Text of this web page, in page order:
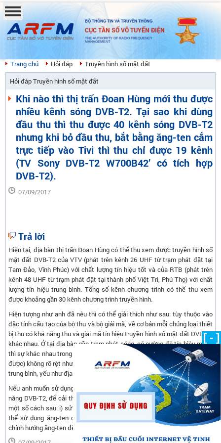
BỘ THÔNG TIN VÀ TRUYỀN THÔNG
CỤC TẦN SỐ VÔ TUYẾN ĐIỆN
THE AUTHORITY OF RADIO FREQUENCY
MANAGEMENT
Trang chủ Hỏi đáp
Truyền hình số mặt đất
Hỏi đáp Truyền hình số mặt đất
Khi nào thì thị trấn Đoan Hùng mới thu được
nhiều kênh sóng DVB-T2. Tại sao khi dùng
đầu thu thì thu được 40 kênh sóng DVB-T2
nhưng khi bỏ đầu thu, bắt bằng ăng-ten cắm
trực tiếp vào Tivi thì thu chỉ được 19 kênh
(TV Sony DVB-T2 W700B42’ có tích hợp
DVB-T2).
07/09/2017
Trả lời
Hiện tại, địa bàn thị trấn Đoan Hùng có thể thu xem được truyền hình số
mặt đất DVB-T2 của VTV (phát trên kênh 26 UHF từ trạm phát đặt tại
Tam Đảo, Vĩnh Phúc) với chất lượng tín hiệu tốt và của RTB (phát trên
kênh 48 UHF từ trạm phát đặt tại thành phố Việt Trì, Phú Thọ) với chất
lượng tín hiệu trung bình. Tổng số kênh chương trình có thể thu xem
được khoảng gần 30 kênh chương trình truyền hình.
Hiện tượng như anh đã nêu thì có thể giải thích như sau: tùy thuộc vào
đặc tính cấu tạo của bộ thu và bộ giải mã, về cơ bản mỗi chủng loại thiết
bị thu có khả năng thu và giải mã tín hiệu truyền hình số mặt đất DVB-T2
khác nhau. Ở tại địa bàn gần trạm phát sóng, có cường độ tín hiệu mạnh
thì sự khác nhau trong khả năng thu (thể hiện qua số kênh sóng thu xem
được) không rõ rệt như ở các địa bàn xa trạm phát sóng, có mức tín hiệu
trung bình, yếu như địa bàn thị trấn Đoan Hùng.
Nếu anh muốn sử dụng cách cắm trực tiếp ăng-ten vào TV tích hợp tính
năng DVB-T2, để cải thiện khả năng thu anh của TV, anh có thể áp dụng
một số cách sau: i) sử dụng ăng-ten có tính định hướng tốt hơn hoặc có
thể sử dụng ăng-ten có khuếch đại; ii) nâng cao cột ăng-ten; iii) điều
chỉnh hướng ăng-ten để tối ưu số kênh sóng có thể thu được.
[ - ]